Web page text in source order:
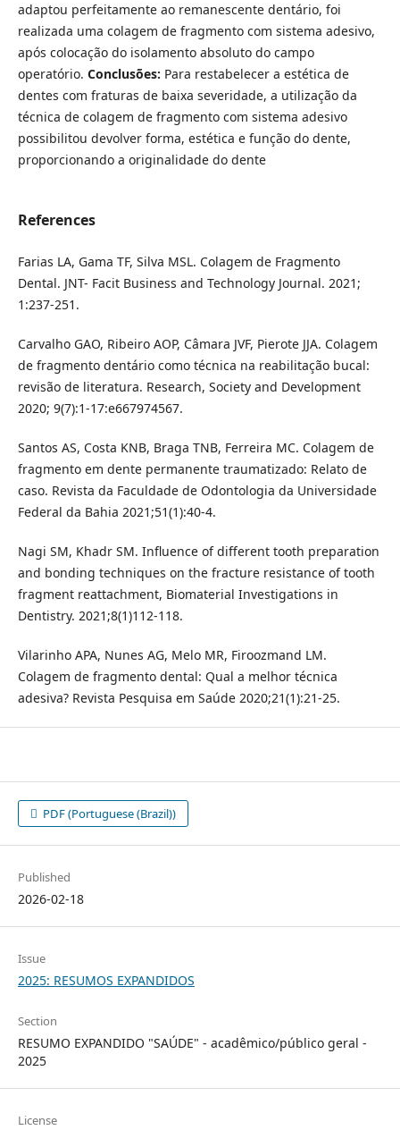
adaptou perfeitamente ao remanescente dentário, foi
realizada uma colagem de fragmento com sistema adesivo,
após colocação do isolamento absoluto do campo
operatório. Conclusões: Para restabelecer a estética de
dentes com fraturas de baixa severidade, a utilização da
técnica de colagem de fragmento com sistema adesivo
possibilitou devolver forma, estética e função do dente,
proporcionando a originalidade do dente
References
Farias LA, Gama TF, Silva MSL. Colagem de Fragmento
Dental. JNT- Facit Business and Technology Journal. 2021;
1:237-251.
Carvalho GAO, Ribeiro AOP, Câmara JVF, Pierote JJA. Colagem
de fragmento dentário como técnica na reabilitação bucal:
revisão de literatura. Research, Society and Development
2020; 9(7):1-17:e667974567.
Santos AS, Costa KNB, Braga TNB, Ferreira MC. Colagem de
fragmento em dente permanente traumatizado: Relato de
caso. Revista da Faculdade de Odontologia da Universidade
Federal da Bahia 2021;51(1):40-4.
Nagi SM, Khadr SM. Influence of different tooth preparation
and bonding techniques on the fracture resistance of tooth
fragment reattachment, Biomaterial Investigations in
Dentistry. 2021;8(1)112-118.
Vilarinho APA, Nunes AG, Melo MR, Firoozmand LM.
Colagem de fragmento dental: Qual a melhor técnica
adesiva? Revista Pesquisa em Saúde 2020;21(1):21-25.
PDF (Portuguese (Brazil))
Published
2026-02-18
Issue
2025: RESUMOS EXPANDIDOS
Section
RESUMO EXPANDIDO "SAÚDE" - acadêmico/público geral -
2025
License